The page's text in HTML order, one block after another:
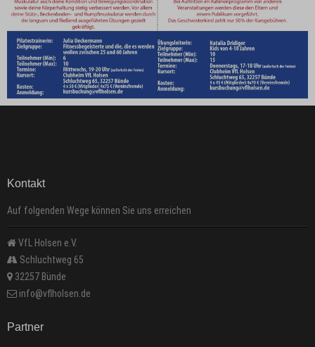
Kontakt
Auf folgenden Wege können Sie uns erreichen
VfL Holsen e.V.
Schluchtweg 65
32257 Bünde
info@vflholsen.de
Partner